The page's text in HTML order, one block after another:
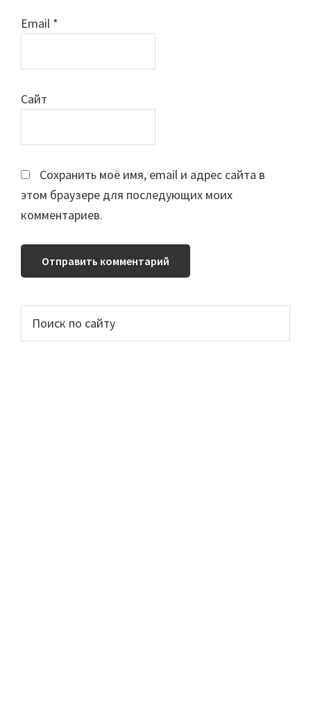
Email *
Сайт
Сохранить моё имя, email и адрес сайта в
этом браузере для последующих моих
комментариев.
Основной
сайдбар